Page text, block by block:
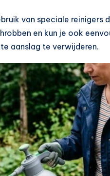
van speciale reinigers
en kun je ook
aanslag te verwijderen.